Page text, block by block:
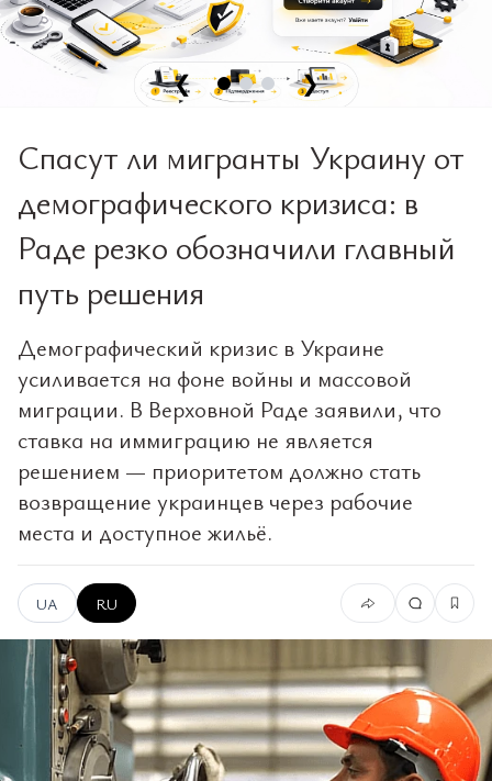
❮ ❯
Спасут ли мигранты Украину от
демографического кризиса: в
Раде резко обозначили главный
путь решения
Демографический кризис в Украине
усиливается на фоне войны и массовой
миграции. В Верховной Раде заявили, что
ставка на иммиграцию не является
решением — приоритетом должно стать
возвращение украинцев через рабочие
места и доступное жильё.
UA RU